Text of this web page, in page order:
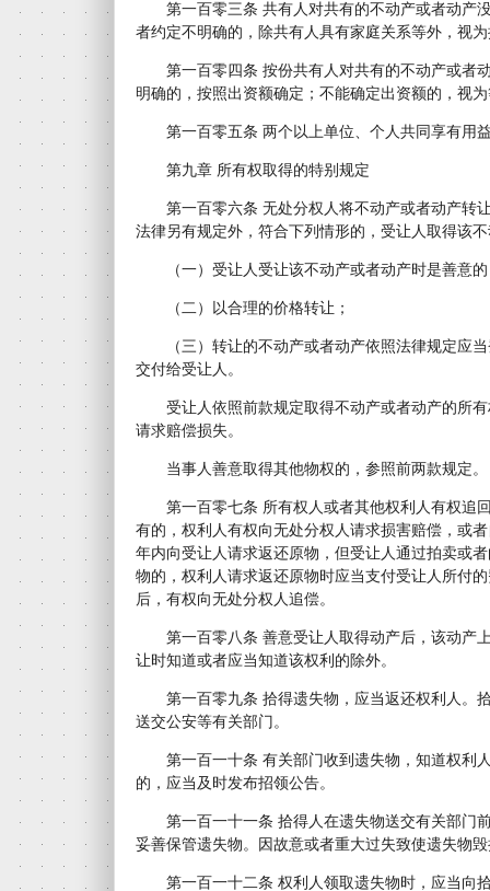
第一百零三条 共有人对共有的不动产或者动产
者约定不明确的，除共有人具有家庭关系等外，视
第一百零四条 按份共有人对共有的不动产或者
明确的，按照出资额确定；不能确定出资额的，视
第一百零五条 两个以上单位、个人共同享有用
第九章 所有权取得的特别规定
第一百零六条 无处分权人将不动产或者动产转
法律另有规定外，符合下列情形的，受让人取得该
（一）受让人受让该不动产或者动产时是善意的
（二）以合理的价格转让；
（三）转让的不动产或者动产依照法律规定应当
交付给受让人。
受让人依照前款规定取得不动产或者动产的所有
请求赔偿损失。
当事人善意取得其他物权的，参照前两款规定。
第一百零七条 所有权人或者其他权利人有权追
有的，权利人有权向无处分权人请求损害赔偿，或
年内向受让人请求返还原物，但受让人通过拍卖或
物的，权利人请求返还原物时应当支付受让人所付
后，有权向无处分权人追偿。
第一百零八条 善意受让人取得动产后，该动产
让时知道或者应当知道该权利的除外。
第一百零九条 拾得遗失物，应当返还权利人。
送交公安等有关部门。
第一百一十条 有关部门收到遗失物，知道权利
的，应当及时发布招领公告。
第一百一十一条 拾得人在遗失物送交有关部门
妥善保管遗失物。因故意或者重大过失致使遗失物
第一百一十二条 权利人领取遗失物时，应当向